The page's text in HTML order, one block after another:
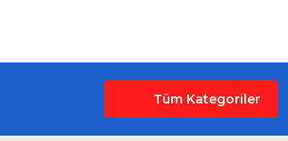
Tüm Kategoriler